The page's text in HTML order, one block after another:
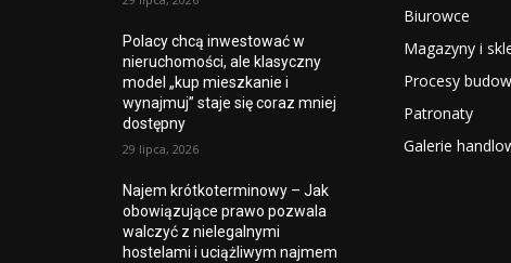
Polacy chcą inwestować w
nieruchomości, ale klasyczny
model „kup mieszkanie i
wynajmuj” staje się coraz mniej
dostępny
29 lipca, 2026
Najem krótkoterminowy – Jak
obowiązujące prawo pozwala
walczyć z nielegalnymi
hostelami i uciążliwym najmem
Biurowce
Magazyny i
Procesy
Patronaty
Galerie